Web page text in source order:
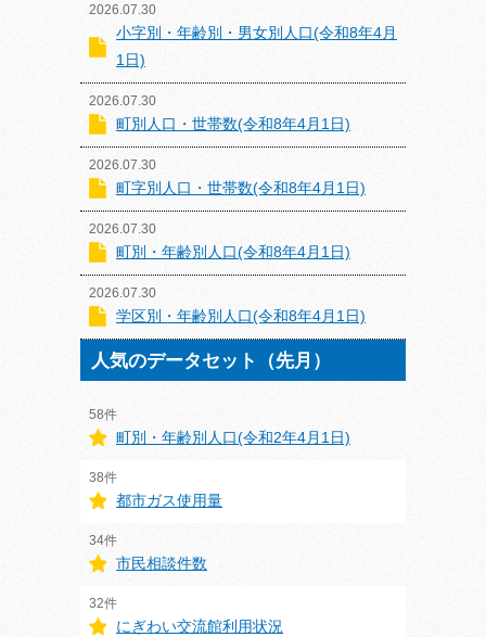
2026.07.30
小字別・年齢別・男女別人口(令和8年4月
1日)
2026.07.30
町別人口・世帯数(令和8年4月1日)
2026.07.30
町字別人口・世帯数(令和8年4月1日)
2026.07.30
町別・年齢別人口(令和8年4月1日)
2026.07.30
学区別・年齢別人口(令和8年4月1日)
人気のデータセット（先月）
58件
町別・年齢別人口(令和2年4月1日)
38件
都市ガス使用量
34件
市民相談件数
32件
にぎわい交流館利用状況